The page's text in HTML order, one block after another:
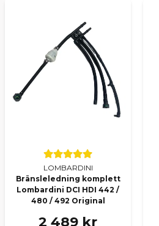
LOMBARDINI
Bränsleledning komplett
Lombardini DCI HDI 442 /
480 / 492 Original
2 489 kr